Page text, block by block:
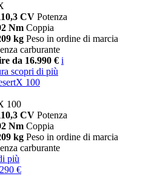
CV Potenza
Nm Coppia
kg Peso in ordine di marcia
carburante
da 16.990 € i
scopri di più
100
100
CV Potenza
Nm Coppia
kg Peso in ordine di marcia
carburante
più
€